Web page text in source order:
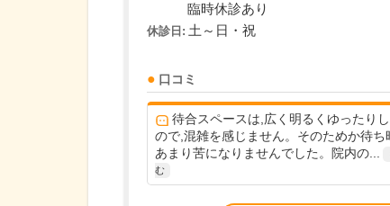
臨時休診あり
休診日: 土～日・祝
口コミ
待合スペースは,広く明るくゆったり
ので,混雑を感じません。そのためか待ち
あまり苦になりませんでした。院内の...
む